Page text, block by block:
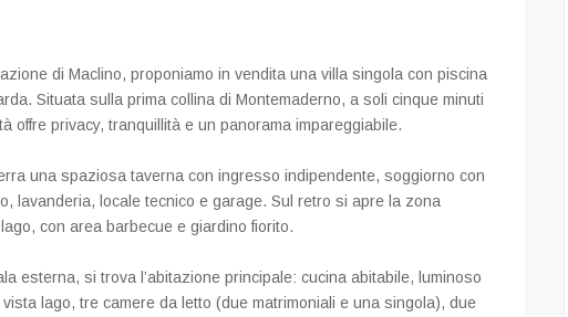
di Maclino, proponiamo in vendita una villa singola con piscina
Situata sulla prima collina di Montemaderno, a soli cinque minuti
offre privacy, tranquillità e un panorama impareggiabile.
una spaziosa taverna con ingresso indipendente, soggiorno con
lavanderia, locale tecnico e garage. Sul retro si apre la zona
con area barbecue e giardino fiorito.
esterna, si trova l’abitazione principale: cucina abitabile, luminoso
lago, tre camere da letto (due matrimoniali e una singola), due